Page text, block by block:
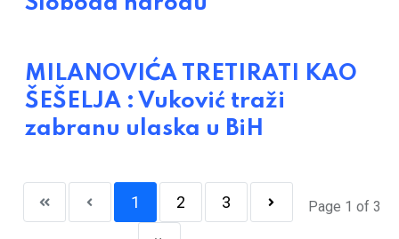
MILANOVIĆA TRETIRATI KAO
ŠEŠELJA : Vuković traži
zabranu ulaska u BiH
Page 1 of 3
1 2 3